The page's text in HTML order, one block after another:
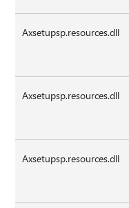
Axsetupsp.resources.dll
Axsetupsp.resources.dll
Axsetupsp.resources.dll